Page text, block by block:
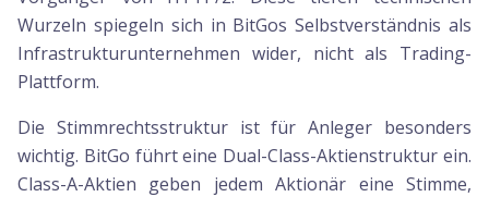
Wurzeln spiegeln sich in BitGos Selbstverständnis als
Infrastrukturunternehmen wider, nicht als Trading-
Plattform.
Die Stimmrechtsstruktur ist für Anleger besonders
wichtig. BitGo führt eine Dual-Class-Aktienstruktur ein.
Class-A-Aktien geben jedem Aktionär eine Stimme,